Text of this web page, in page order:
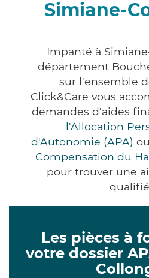
Simiane-
Impanté à
département
sur l'ensemble
Click&Care vous
demandes d'aides
l'Allocation
d'Autonomie (APA)
Compensation du
pour trouver une
Les pièces à
votre dossier